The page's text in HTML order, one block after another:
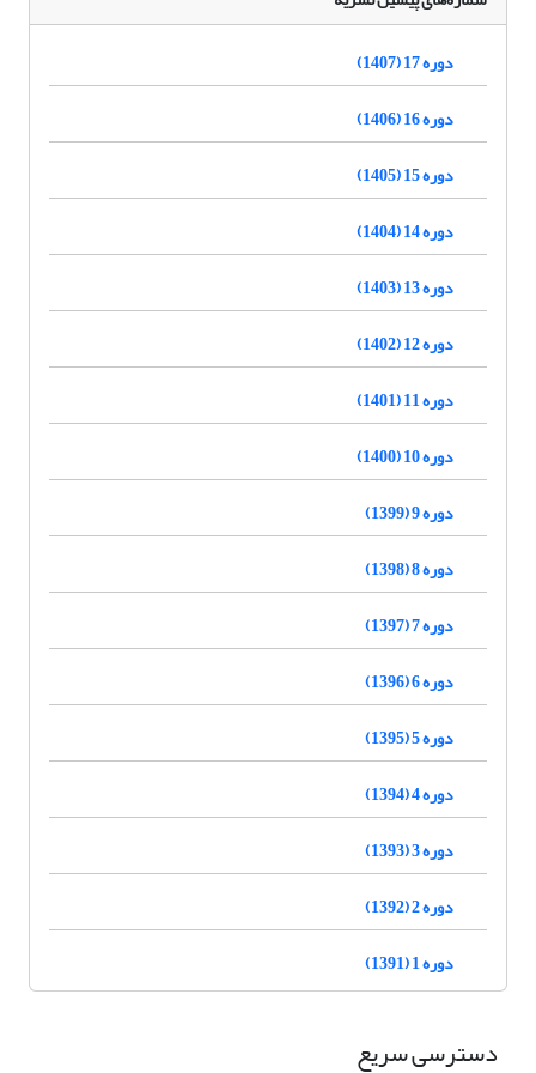
دوره 17 (1407)
دوره 16 (1406)
دوره 15 (1405)
دوره 14 (1404)
دوره 13 (1403)
دوره 12 (1402)
دوره 11 (1401)
دوره 10 (1400)
دوره 9 (1399)
دوره 8 (1398)
دوره 7 (1397)
دوره 6 (1396)
دوره 5 (1395)
دوره 4 (1394)
دوره 3 (1393)
دوره 2 (1392)
دوره 1 (1391)
دسترسی سریع